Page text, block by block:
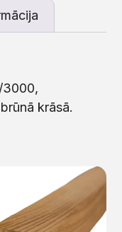
3000,
krāsā.